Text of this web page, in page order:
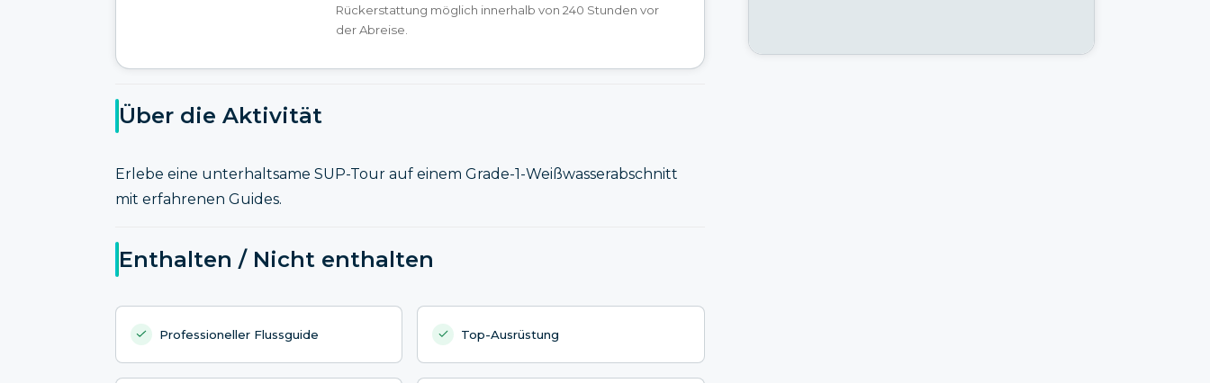
Rückerstattung möglich innerhalb von 240 Stunden vor
der Abreise.
Über die Aktivität
Erlebe eine unterhaltsame SUP-Tour auf einem Grade-1-Weißwasserabschnitt
mit erfahrenen Guides.
Enthalten / Nicht enthalten
Professioneller Flussguide Top-Ausrüstung